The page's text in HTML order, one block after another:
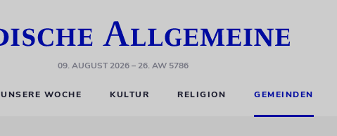
09. AUGUST 2026– 26. AW 5786
UNSERE WOCHE KULTUR RELIGION GEMEINDEN